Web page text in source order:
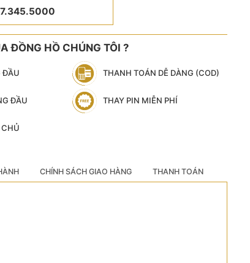
ĐỒNG HỒ CHÚNG TÔI ?
ĐẦU THANH TOÁN DỄ DÀNG (COD)
ĐẦU THAY PIN MIỄN PHÍ
CHỦ
CHÍNH SÁCH GIAO HÀNG THANH TOÁN